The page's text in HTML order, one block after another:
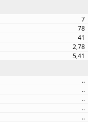
7
78
41
2,78
5,41
..
..
..
..
..